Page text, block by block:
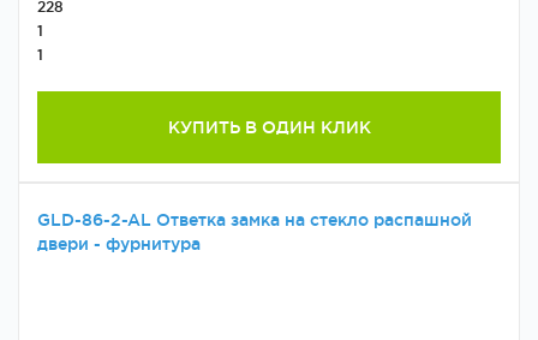
228
1
1
КУПИТЬ В ОДИН КЛИК
GLD-86-2-AL Ответка замка на стекло распашной
двери - фурнитура